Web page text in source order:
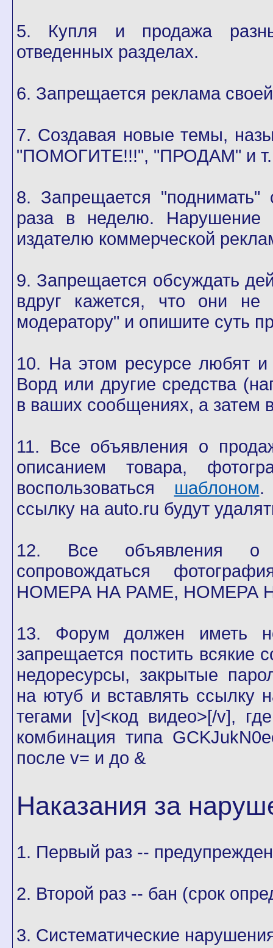
5. Купля и продажа
отведенных разделах.
6. Запрещается реклама
7. Создавая новые темы,
"ПОМОГИТЕ!!!", "ПРОДАМ" и
8. Запрещается
раза в неделю. Нарушение
издателю коммерческой
9. Запрещается обсуждать
вдруг кажется, что они
модератору" и опишите суть
10. На этом ресурсе любят и
Ворд или другие средства
в ваших сообщениях, а затем
11. Все объявления о
описанием товара,
воспользоваться шаблоном.
ссылку на auto.ru будут
12. Все объявления о
сопровождаться
НОМЕРА НА РАМЕ, НОМЕРА
13. Форум должен иметь
запрещается постить всякие
недоресурсы, закрытые
на ютуб и вставлять ссылку
тегами [v]<код видео>[/v],
комбинация типа
после v= и до &
Наказания за
1. Первый раз --
2. Второй раз -- бан (срок
3. Систематические